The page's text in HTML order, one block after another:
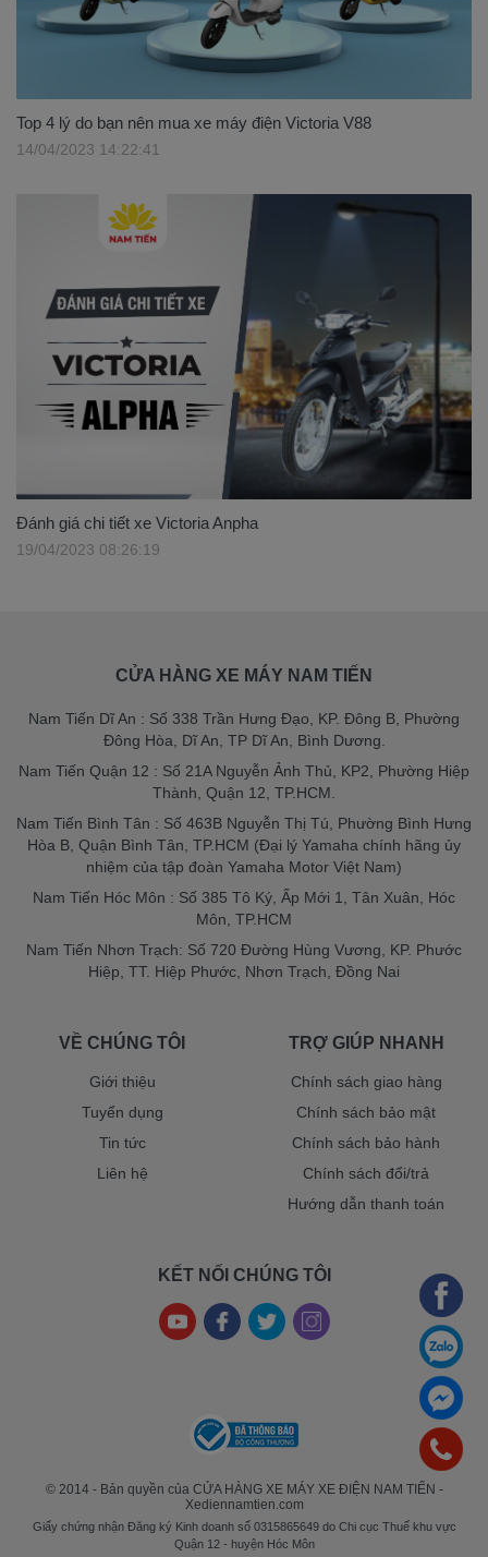
Top 4 lý do bạn nên mua xe máy điện Victoria V88
14/04/2023 14:22:41
Đánh giá chi tiết xe Victoria Anpha
19/04/2023 08:26:19
CỬA HÀNG XE MÁY NAM TIẾN
Nam Tiến Dĩ An : Số 338 Trần Hưng Đạo, KP. Đông B, Phường
Đông Hòa, Dĩ An, TP Dĩ An, Bình Dương.
Nam Tiến Quận 12 : Số 21A Nguyễn Ảnh Thủ, KP2, Phường Hiệp
Thành, Quận 12, TP.HCM.
Nam Tiến Bình Tân : Số 463B Nguyễn Thị Tú, Phường Bình Hưng
Hòa B, Quận Bình Tân, TP.HCM (Đại lý Yamaha chính hãng ủy
nhiệm của tập đoàn Yamaha Motor Việt Nam)
Nam Tiến Hóc Môn : Số 385 Tô Ký, Ấp Mới 1, Tân Xuân, Hóc
Môn, TP.HCM
Nam Tiến Nhơn Trạch: Số 720 Đường Hùng Vương, KP. Phước
Hiệp, TT. Hiệp Phước, Nhơn Trạch, Đồng Nai
VỀ CHÚNG TÔI
Giới thiệu
Tuyển dụng
Tin tức
Liên hệ
TRỢ GIÚP NHANH
Chính sách giao hàng
Chính sách bảo mật
Chính sách bảo hành
Chính sách đổi/trả
Hướng dẫn thanh toán
KẾT NỐI CHÚNG TÔI
© 2014 - Bản quyền của CỬA HÀNG XE MÁY XE ĐIỆN NAM TIẾN -
Xediennamtien.com
Giấy chứng nhận Đăng ký Kinh doanh số 0315865649 do Chi cục Thuế khu vực
Quận 12 - huyện Hóc Môn